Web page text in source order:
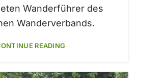
Wanderführer des
Wanderverbands.
READING